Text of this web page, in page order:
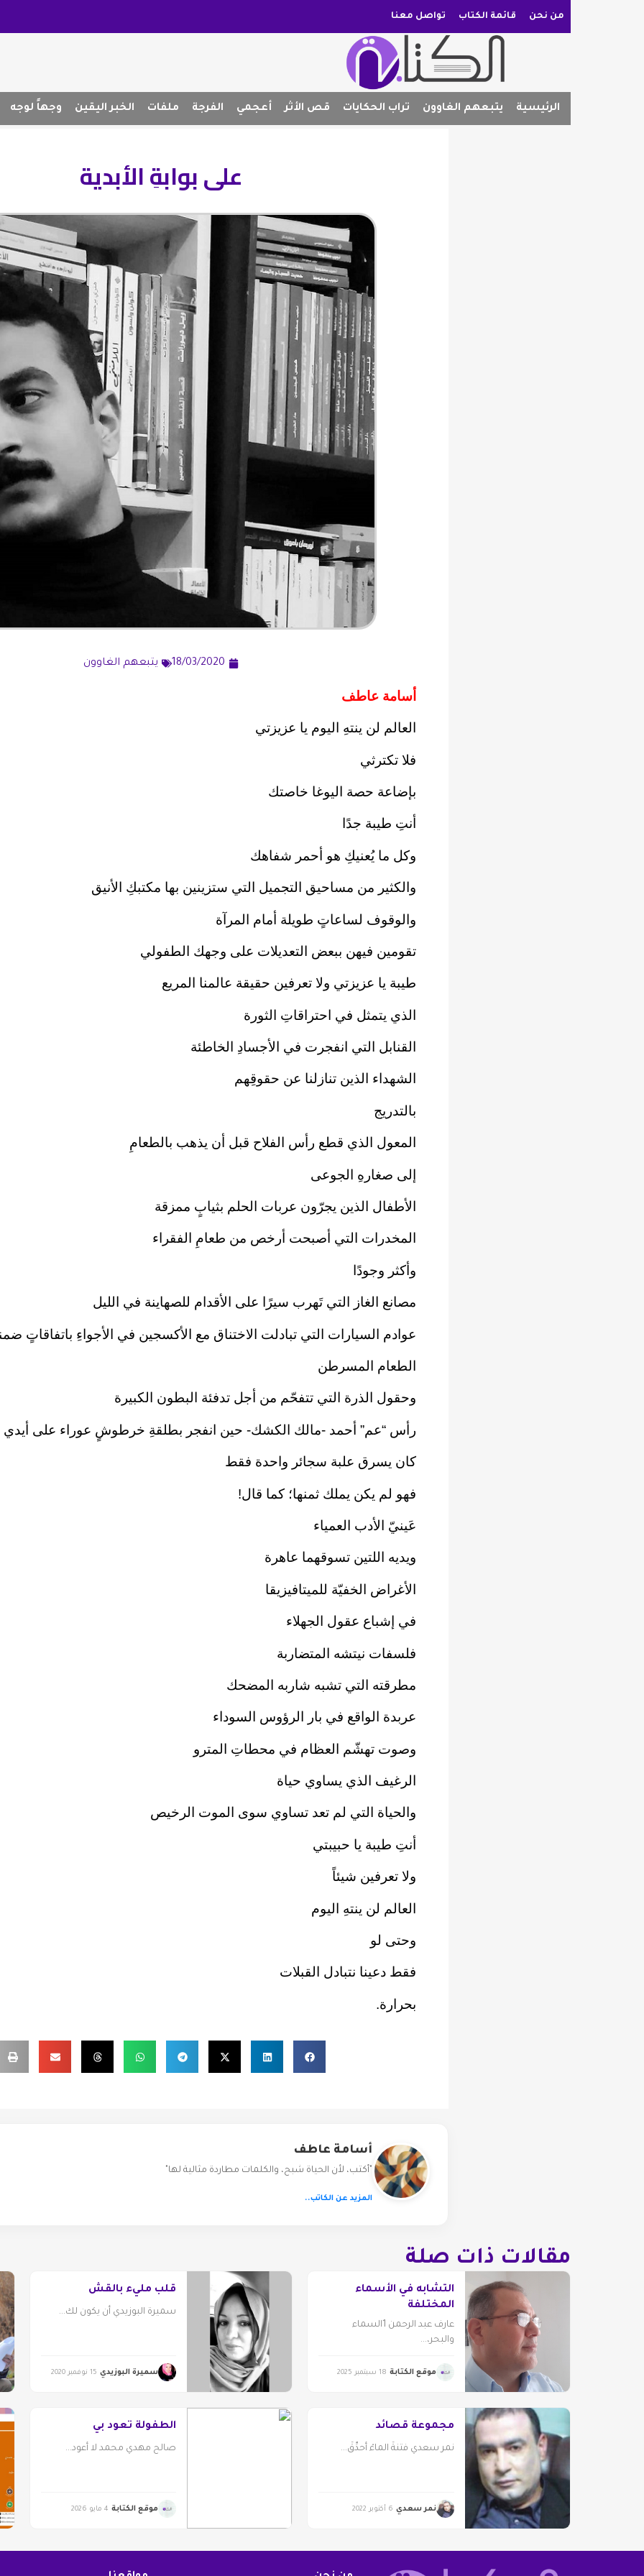
من نحن قائمة الكتاب تواصل معنا
الرئيسية يتبعهم الغاوون تراب الحكايات قص الأثر أعجمي الفرجة ملفات الخبر اليقين وجهاً لوجه
على بوابةِ الأبدية
18/03/2020 يتبعهم الغاوون
أسامة عاطف
العالم لن ينتهِ اليوم يا عزيزتي
فلا تكترثي
بإضاعة حصة اليوغا خاصتك
أنتِ طيبة جدًا
وكل ما يُعنيكِ هو أحمر شفاهك
والكثير من مساحيق التجميل التي ستزينين بها مكتبكِ الأنيق
والوقوف لساعاتٍ طويلة أمام المرآة
تقومين فيهن ببعض التعديلات على وجهك الطفولي
طيبة يا عزيزتي ولا تعرفين حقيقة عالمنا المريع
الذي يتمثل في احتراقاتِ الثورة
القنابل التي انفجرت في الأجسادِ الخاطئة
الشهداء الذين تنازلنا عن حقوقِهم
بالتدريج
المعول الذي قطع رأس الفلاح قبل أن يذهب بالطعامِ
إلى صغارهِ الجوعى
الأطفال الذين يجرّون عربات الحلم بثيابٍ ممزقة
المخدرات التي أصبحت أرخص من طعامِ الفقراء
وأكثر وجودًا
مصانع الغاز التي تَهرب سيرًا على الأقدام للصهاينة في الليل
عوادم السيارات التي تبادلت الاختناق مع الأكسجين في الأجواءِ باتفاقاتٍ
الطعام المسرطن
وحقول الذرة التي تتفحّم من أجل تدفئة البطون الكبيرة
رأس “عم” أحمد -مالك الكشك- حين انفجر بطلقةِ خرطوشٍ عوراء على
كان يسرق علبة سجائر واحدة فقط
فهو لم يكن يملك ثمنها؛ كما قال!
عَينيّ الأدب العمياء
ويديه اللتين تسوقهما عاهرة
الأغراض الخفيّة للميتافيزيقا
في إشباع عقول الجهلاء
فلسفات نيتشه المتضاربة
مطرقته التي تشبه شاربه المضحك
عربدة الواقع في بار الرؤوس السوداء
وصوت تهشّم العظام في محطاتِ المترو
الرغيف الذي يساوي حياة
والحياة التي لم تعد تساوي سوى الموت الرخيص
أنتِ طيبة يا حبيبتي
ولا تعرفين شيئاً
العالم لن ينتهِ اليوم
وحتى لو
فقط دعينا نتبادل القبلات
بحرارة.
أسامة عاطف
"أكتب، لأن الحياة شبح، والكلمات مطاردة مثالية لها"
المزيد عن الكاتب..
مقالات ذات صلة
التشابه في الأسماء
المختلفة
عارف عبد الرحمن 1السماء
والبحر،...
موقع الكتابة 18 سبتمبر 2025
قلب مليء بالقش
سميرة البوزيدي أن يكون لك...
سميرة البوزيدي 15 نوفمبر 2020
مجموعة قصائد
نمر سعدي فتنةُ الماءْ أُحدِّقُ...
نمر سعدي 6 أكتوبر 2022
الطفولة تعود بي
صالح مهدي محمد لا أعود...
موقع الكتابة 4 مايو 2026